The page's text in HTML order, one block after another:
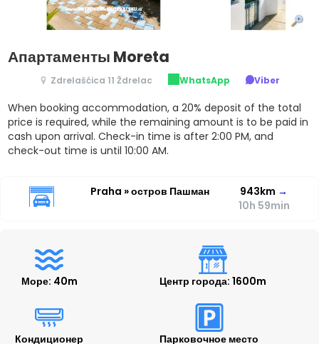
Апартаменты Moreta
Zdrelašćica 11 Ždrelac WhatsApp Viber
When booking accommodation, a 20% deposit of the total
price is required, while the remaining amount is to be paid in
cash upon arrival. Check-in time is after 2:00 PM, and
check-out time is until 10:00 AM.
Praha » остров Пашман 943km →
10h 59min
Море: 40m Центр города: 1600m
Кондиционер Парковочное место